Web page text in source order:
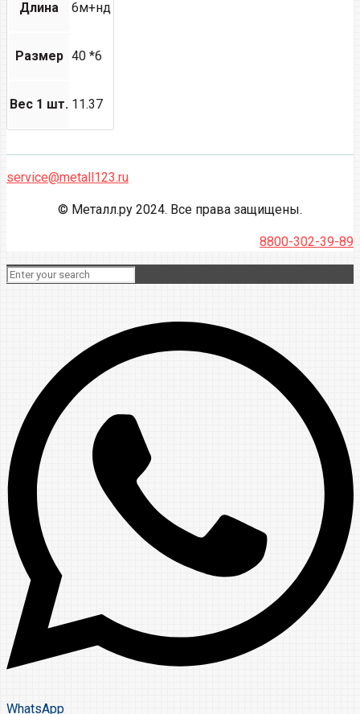
Длина 6м+нд
Размер 40 *6
Вес 1 шт. 11.37
service@metall123.ru
© Металл.ру 2024. Все права защищены.
8800-302-39-89
WhatsApp